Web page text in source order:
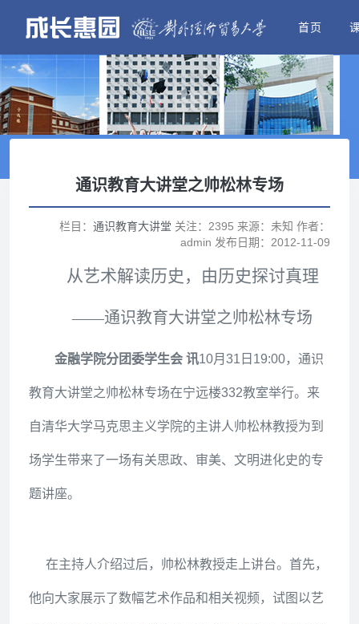
首页
通识教育大讲堂之帅松林专场
栏目： 通识教育大讲堂 关注：2395 来源：未知 作者：
admin 发布日期：2012-11-09
从艺术解读历史，由历史探讨真理
——通识教育大讲堂之帅松林专场
金融学院分团委学生会 讯10月31日 19:00，通识
教育大讲堂之帅松林专场在宁远楼332教室举行。来
自清华大学马克思主义学院的主讲人帅松林教授为到
场学生带来了一场有关思政、审美、文明进化史的专
题讲座。